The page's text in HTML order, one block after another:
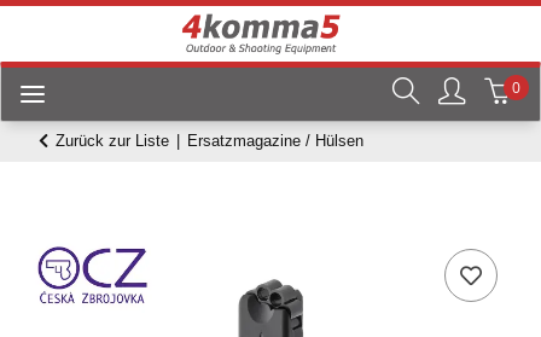
0
Zurück zur Liste Ersatzmagazine / Hülsen